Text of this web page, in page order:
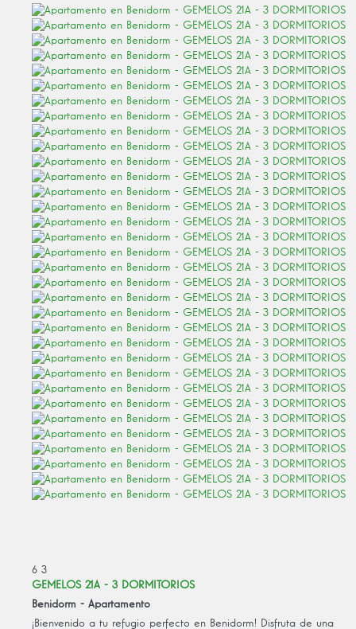
6 3
GEMELOS 21A - 3 DORMITORIOS
Benidorm - Apartamento
¡Bienvenido a tu refugio perfecto en Benidorm! Disfruta de una